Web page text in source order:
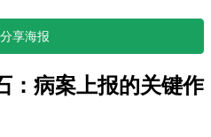
享海报
：病案上报的关键作